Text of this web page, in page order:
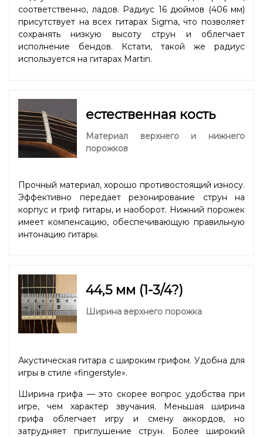
соответственно, ладов. Радиус 16 дюймов (406 мм)
присутствует на всех гитарах Sigma, что позволяет
сохранять низкую высоту струн и облегчает
исполнение бендов. Кстати, такой же радиус
используется на гитарах Martin.
естественная кость
Материал верхнего и нижнего
порожков
Прочный материал, хорошо противостоящий износу.
Эффективно передает резонирование струн на
корпус и гриф гитары, и наоборот. Нижний порожек
имеет компенсацию, обеспечивающую правильную
интонацию гитары.
44,5 мм (1-3/4?)
Ширина верхнего порожка
Акустическая гитара с широким грифом. Удобна для
игры в стиле «fingerstyle».
Ширина грифа — это скорее вопрос удобства при
игре, чем характер звучания. Меньшая ширина
грифа облегчает игру и смену аккордов, но
затрудняет приглушение струн. Более широкий